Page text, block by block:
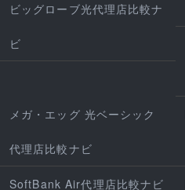
ビッグローブ光代理店比較ナ
ビ
メガ・エッグ 光ベーシック
代理店比較ナビ
SoftBank Air代理店比較ナビ